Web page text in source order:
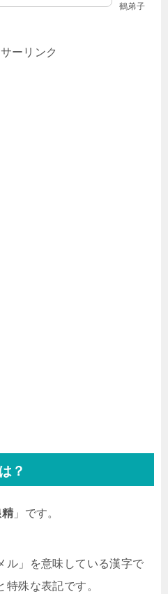
鶴弟子
ーリンク
？
」です。
ル」を意味している漢字で
殊な表記です。